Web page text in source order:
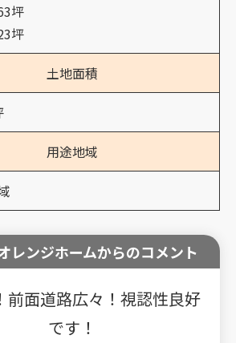
坪
坪
土地面積
用途地域
レンジホームからのコメント
前面道路広々！視認性良好
です！